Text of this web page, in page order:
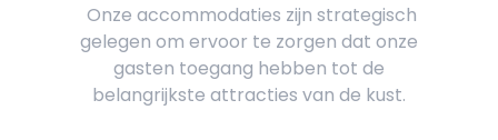
Onze accommodaties zijn strategisch
gelegen om ervoor te zorgen dat onze
gasten toegang hebben tot de
belangrijkste attracties van de kust.